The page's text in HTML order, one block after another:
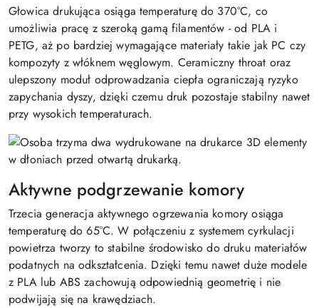
Głowica drukująca osiąga temperaturę do 370°C, co
umożliwia pracę z szeroką gamą filamentów - od PLA i
PETG, aż po bardziej wymagające materiały takie jak PC czy
kompozyty z włóknem węglowym. Ceramiczny throat oraz
ulepszony moduł odprowadzania ciepła ograniczają ryzyko
zapychania dyszy, dzięki czemu druk pozostaje stabilny nawet
przy wysokich temperaturach.
Aktywne podgrzewanie komory
Trzecia generacja aktywnego ogrzewania komory osiąga
temperaturę do 65°C. W połączeniu z systemem cyrkulacji
powietrza tworzy to stabilne środowisko do druku materiałów
podatnych na odkształcenia. Dzięki temu nawet duże modele
z PLA lub ABS zachowują odpowiednią geometrię i nie
podwijają się na krawędziach.